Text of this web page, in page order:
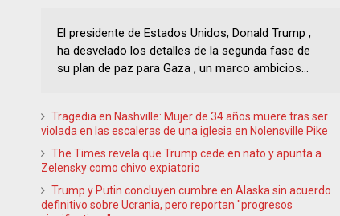
El presidente de Estados Unidos, Donald Trump ,
ha desvelado los detalles de la segunda fase de
su plan de paz para Gaza , un marco ambicios...
Tragedia en Nashville: Mujer de 34 años muere tras ser
violada en las escaleras de una iglesia en Nolensville Pike
The Times revela que Trump cede en nato y apunta a
Zelensky como chivo expiatorio
Trump y Putin concluyen cumbre en Alaska sin acuerdo
definitivo sobre Ucrania, pero reportan "progresos